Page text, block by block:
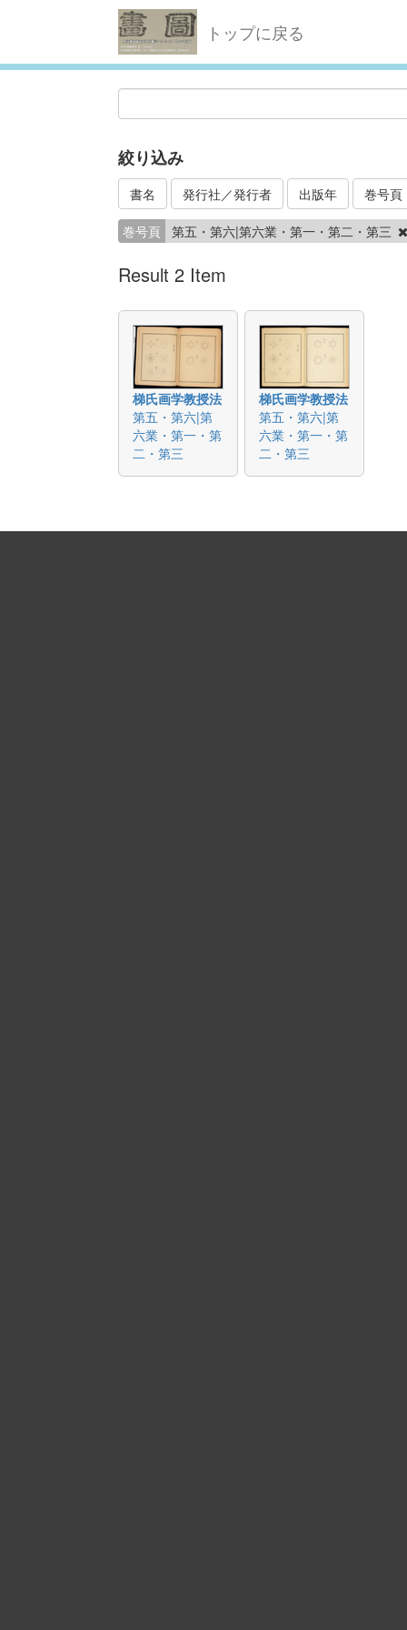
トップに戻る
絞り込み
書名 発行社／発行者 出版年 巻号頁
巻号頁 第五・第六|第六業・第一・第二・第三
Result 2 Item
梯氏画学教授法
第五・第六|第
六業・第一・第
二・第三
梯氏画学教授法
第五・第六|第
六業・第一・第
二・第三